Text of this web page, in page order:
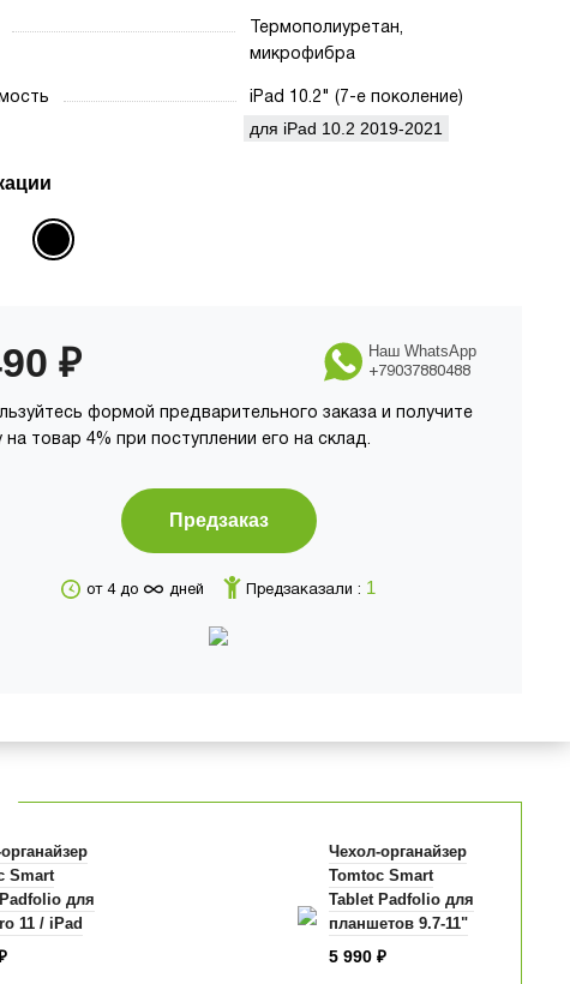
Термополиуретан,
микрофибра
iPad 10.2" (7-е поколение)
для iPad 10.2 2019-2021
₽
формой предварительного заказа и получите
на товар 4% при поступлении его на склад.
Наш WhatsApp
+79037880488
Предзаказ
от 4 до ∞ дней Предзаказали : 1
Smart
для
11 / iPad
/ iPad 10.2 /
Чехол-органайзер
Tomtoc Smart
Tablet Padfolio для
планшетов 9.7-11"
чёрный (A06-
5 990 ₽